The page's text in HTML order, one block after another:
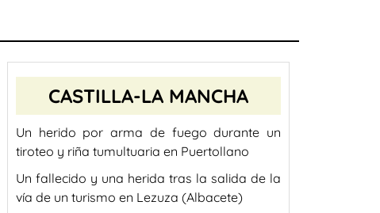
CASTILLA-LA MANCHA
Un herido por arma de fuego durante un
tiroteo y riña tumultuaria en Puertollano
Un fallecido y una herida tras la salida de la
vía de un turismo en Lezuza (Albacete)